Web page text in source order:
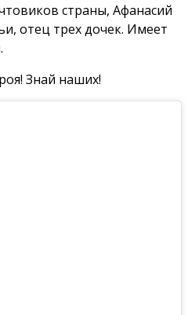
страны, Афанасий
отец трех дочек. Имеет
Знай наших!